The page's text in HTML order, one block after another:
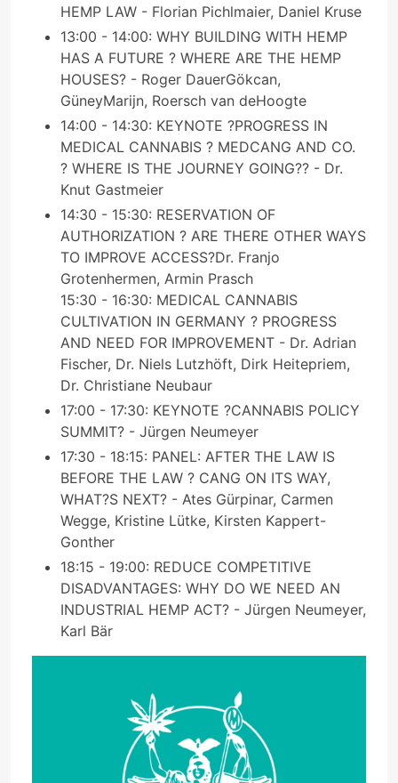
HEMP LAW - Florian Pichlmaier, Daniel Kruse
13:00 - 14:00: WHY BUILDING WITH HEMP
HAS A FUTURE ? WHERE ARE THE HEMP
HOUSES? - Roger DauerGökcan,
GüneyMarijn, Roersch van deHoogte
14:00 - 14:30: KEYNOTE ?PROGRESS IN
MEDICAL CANNABIS ? MEDCANG AND CO.
? WHERE IS THE JOURNEY GOING?? - Dr.
Knut Gastmeier
14:30 - 15:30: RESERVATION OF
AUTHORIZATION ? ARE THERE OTHER WAYS
TO IMPROVE ACCESS?Dr. Franjo
Grotenhermen, Armin Prasch
15:30 - 16:30: MEDICAL CANNABIS
CULTIVATION IN GERMANY ? PROGRESS
AND NEED FOR IMPROVEMENT - Dr. Adrian
Fischer, Dr. Niels Lutzhöft, Dirk Heitepriem,
Dr. Christiane Neubaur
17:00 - 17:30: KEYNOTE ?CANNABIS POLICY
SUMMIT? - Jürgen Neumeyer
17:30 - 18:15: PANEL: AFTER THE LAW IS
BEFORE THE LAW ? CANG ON ITS WAY,
WHAT?S NEXT? - Ates Gürpinar, Carmen
Wegge, Kristine Lütke, Kirsten Kappert-
Gonther
18:15 - 19:00: REDUCE COMPETITIVE
DISADVANTAGES: WHY DO WE NEED AN
INDUSTRIAL HEMP ACT? - Jürgen Neumeyer,
Karl Bär